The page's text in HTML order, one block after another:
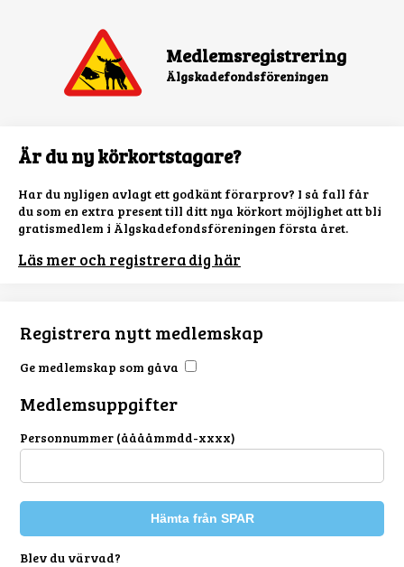
Medlemsregistrering
Älgskadefondsföreningen
Är du ny körkortstagare?
Har du nyligen avlagt ett godkänt förarprov? I så fall får
du som en extra present till ditt nya körkort möjlighet att bli
gratismedlem i Älgskadefondsföreningen första året.
Läs mer och registrera dig här
Registrera nytt medlemskap
Ge medlemskap som gåva
Medlemsuppgifter
Personnummer (ååååmmdd-xxxx)
Hämta från SPAR
Blev du värvad?